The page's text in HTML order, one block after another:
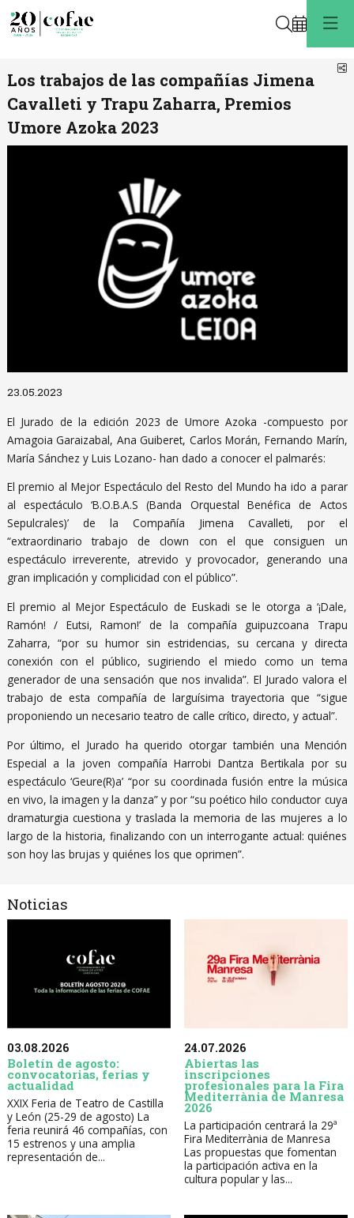
Buscar
Los trabajos de las compañías Jimena
Cavalleti y Trapu Zaharra, Premios
Umore Azoka 2023
23.05.2023
El Jurado de la edición 2023 de Umore Azoka -compuesto por
Amagoia Garaizabal, Ana Guiberet, Carlos Morán, Fernando Marín,
María Sánchez y Luis Lozano- han dado a conocer el palmarés:
El premio al Mejor Espectáculo del Resto del Mundo ha ido a parar
al espectáculo ‘B.O.B.A.S (Banda Orquestal Benéfica de Actos
Sepulcrales)’ de la Compañía Jimena Cavalleti, por el
“extraordinario trabajo de clown con el que consiguen un
espectáculo irreverente, atrevido y provocador, generando una
gran implicación y complicidad con el público”.
El premio al Mejor Espectáculo de Euskadi se le otorga a ‘¡Dale,
Ramón! / Eutsi, Ramon!’ de la compañía guipuzcoana Trapu
Zaharra, “por su humor sin estridencias, su cercana y directa
conexión con el público, sugiriendo el miedo como un tema
generador de una sensación que nos invalida”. El Jurado valora el
trabajo de esta compañía de larguísima trayectoria que “sigue
proponiendo un necesario teatro de calle crítico, directo, y actual”.
Por último, el Jurado ha querido otorgar también una Mención
Especial a la joven compañía Harrobi Dantza Bertikala por su
espectáculo ‘Geure(R)a’ “por su coordinada fusión entre la música
en vivo, la imagen y la danza” y por “su poético hilo conductor cuya
dramaturgia cuestiona y traslada la memoria de las mujeres a lo
largo de la historia, finalizando con un interrogante actual: quiénes
son hoy las brujas y quiénes los que oprimen”.
Noticias
03.08.2026
Boletín de agosto:
convocatorias, ferias y
actualidad
XXIX Feria de Teatro de Castilla
y León (25-29 de agosto) La
feria reunirá 46 compañías, con
15 estrenos y una amplia
representación de...
24.07.2026
Abiertas las
inscripciones
profesionales para la Fira
Mediterrània de Manresa
2026
La participación centrará la 29ª
Fira Mediterrània de Manresa
Las propuestas que fomentan
la participación activa en la
cultura popular y las...